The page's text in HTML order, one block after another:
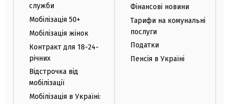
служби
Мобілізація 50+
Мобілізація жінок
Контракт для 18-24-
річних
Відстрочка від
мобілізації
Мобілізація в Україні:
Фінансові новини
Тарифи на комунальні
послуги
Податки
Пенсія в Україні